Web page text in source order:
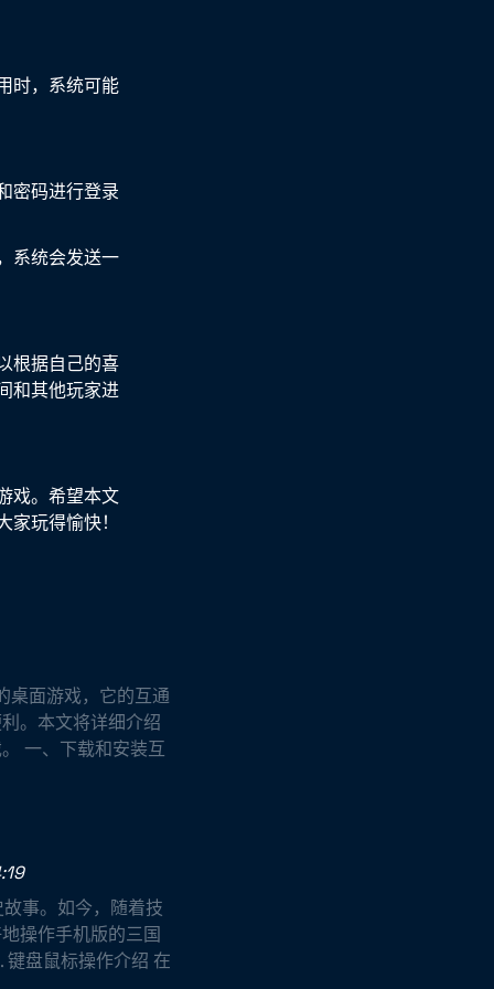
时，系统可能
密码进行登录
系统会发送一
根据自己的喜
和其他玩家进
戏。希望本文
玩得愉快！
桌面游戏，它的互通
。本文将详细介绍
一、下载和安装互
事。如今，随着技
操作手机版的三国
盘鼠标操作介绍 在